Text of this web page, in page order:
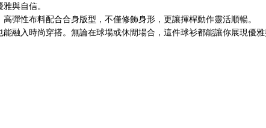
與自信。
彈性布料配合合身版型，不僅修飾身形，更讓揮桿動作靈活順暢。
融入時尚穿搭。無論在球場或休閒場合，這件球衫都能讓你展現優雅